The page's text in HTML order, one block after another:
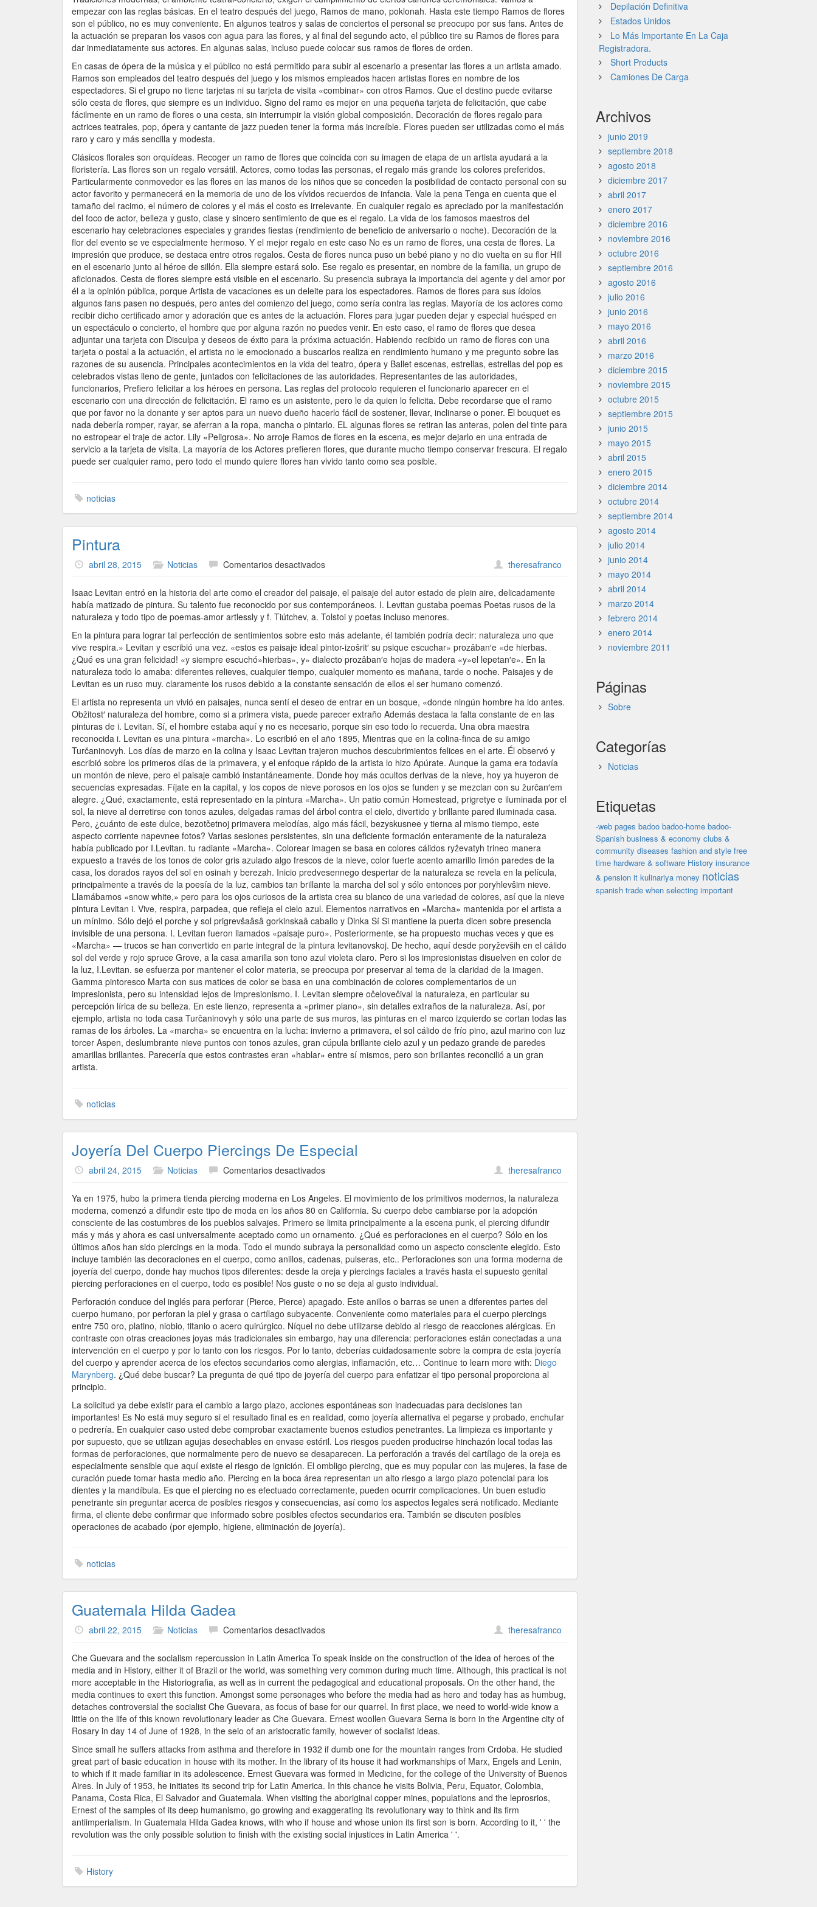
De
Flores
De
Los
talento.
Parte
II.
empezar con las reglas básicas. En el teatro después del juego, Ramos de mano, poklonah. Hasta este tiempo Ramos de flores
son el público, no es muy conveniente. En algunos teatros y salas de conciertos el personal se preocupo por sus fans. Antes de
la actuación se preparan los vasos con agua para las flores, y al final del segundo acto, el público tire su Ramos de flores para
dar inmediatamente sus actores. En algunas salas, incluso puede colocar sus ramos de flores de orden.
En casas de ópera de la música y el público no está permitido para subir al escenario a presentar las flores a un artista amado.
Ramos son empleados del teatro después del juego y los mismos empleados hacen artistas flores en nombre de los
espectadores. Si el grupo no tiene tarjetas ni su tarjeta de visita «combinar» con otros Ramos. Que el destino puede evitarse
sólo cesta de flores, que siempre es un individuo. Signo del ramo es mejor en una pequeña tarjeta de felicitación, que cabe
fácilmente en un ramo de flores o una cesta, sin interrumpir la visión global composición. Decoración de flores regalo para
actrices teatrales, pop, ópera y cantante de jazz pueden tener la forma más increíble. Flores pueden ser utilizadas como el más
raro y caro y más sencilla y modesta.
Clásicos florales son orquídeas. Recoger un ramo de flores que coincida con su imagen de etapa de un artista ayudará a la
floristería. Las flores son un regalo versátil. Actores, como todas las personas, el regalo más grande los colores preferidos.
Particularmente conmovedor es las flores en las manos de los niños que se conceden la posibilidad de contacto personal con su
actor favorito y permanecerá en la memoria de uno de los vívidos recuerdos de infancia. Vale la pena Tenga en cuenta que el
tamaño del racimo, el número de colores y el más el costo es irrelevante. En cualquier regalo es apreciado por la manifestación
del foco de actor, belleza y gusto, clase y sincero sentimiento de que es el regalo. La vida de los famosos maestros del
escenario hay celebraciones especiales y grandes fiestas (rendimiento de beneficio de aniversario o noche). Decoración de la
flor del evento se ve especialmente hermoso. Y el mejor regalo en este caso No es un ramo de flores, una cesta de flores. La
impresión que produce, se destaca entre otros regalos. Cesta de flores nunca puso un bebé piano y no dio vuelta en su flor Hill
en el escenario junto al héroe de sillón. Ella siempre estará solo. Ese regalo es presentar, en nombre de la familia, un grupo de
aficionados. Cesta de flores siempre está visible en el escenario. Su presencia subraya la importancia del agente y del amor por
él a la opinión pública, porque Artista de vacaciones es un deleite para los espectadores. Ramos de flores para sus ídolos
algunos fans pasen no después, pero antes del comienzo del juego, como sería contra las reglas. Mayoría de los actores como
recibir dicho certificado amor y adoración que es antes de la actuación. Flores para jugar pueden dejar y especial huésped en
un espectáculo o concierto, el hombre que por alguna razón no puedes venir. En este caso, el ramo de flores que desea
adjuntar una tarjeta con Disculpa y deseos de éxito para la próxima actuación. Habiendo recibido un ramo de flores con una
tarjeta o postal a la actuación, el artista no le emocionado a buscarlos realiza en rendimiento humano y me pregunto sobre las
razones de su ausencia. Principales acontecimientos en la vida del teatro, ópera y Ballet escenas, estrellas, estrellas del pop es
celebrados vistas lleno de gente, juntados con felicitaciones de las autoridades. Representantes de las autoridades,
funcionarios, Prefiero felicitar a los héroes en persona. Las reglas del protocolo requieren el funcionario aparecer en el
escenario con una dirección de felicitación. El ramo es un asistente, pero le da quien lo felicita. Debe recordarse que el ramo
que por favor no la donante y ser aptos para un nuevo dueño hacerlo fácil de sostener, llevar, inclinarse o poner. El bouquet es
nada debería romper, rayar, se aferran a la ropa, mancha o pintarlo. EL algunas flores se retiran las anteras, polen del tinte para
no estropear el traje de actor. Lily «Peligrosa». No arroje Ramos de flores en la escena, es mejor dejarlo en una entrada de
servicio a la tarjeta de visita. La mayoría de los Actores prefieren flores, que durante mucho tiempo conservar frescura. El regalo
puede ser cualquier ramo, pero todo el mundo quiere flores han vivido tanto como sea posible.
noticias
Pintura
abril 28, 2015 Noticias Comentarios desactivadosen
theresafranco
Isaac Levitan entró en la historia del arte como el creador del paisaje, el paisaje del autor estado de plein aire, delicadamente
había matizado de pintura. Su talento fue reconocido por sus contemporáneos. I. Levitan gustaba poemas Poetas rusos de la
naturaleza y todo tipo de poemas-amor artlessly y f. Tiútchev, a. Tolstoi y poetas incluso menores.
En la pintura para lograr tal perfección de sentimientos sobre esto más adelante, él también podría decir: naturaleza uno que
vive respira.» Levitan y escribió una vez. «estos es paisaje ideal pintor-izoŝrit′ su psique escuchar» prozâban′e «de hierbas.
¿Qué es una gran felicidad! «y siempre escuchó»hierbas», y» dialecto prozâban′e hojas de madera «y»el lepetan′e». En la
naturaleza todo lo amaba: diferentes relieves, cualquier tiempo, cualquier momento es mañana, tarde o noche. Paisajes y de
Levitan es un ruso muy. claramente los rusos debido a la constante sensación de ellos el ser humano comenzó.
El artista no representa un vivió en paisajes, nunca sentí el deseo de entrar en un bosque, «donde ningún hombre ha ido antes.
Obžitost′ naturaleza del hombre, como si a primera vista, puede parecer extraño Además destaca la falta constante de en las
pinturas de i. Levitan. Sí, el hombre estaba aquí y no es necesario, porque sin eso todo lo recuerda. Una obra maestra
reconocida i. Levitan es una pintura «marcha». Lo escribió en el año 1895, Mientras que en la colina-finca de su amigo
Turčaninovyh. Los días de marzo en la colina y Isaac Levitan trajeron muchos descubrimientos felices en el arte. Él observó y
escribió sobre los primeros días de la primavera, y el enfoque rápido de la artista lo hizo Apúrate. Aunque la gama era todavía
un montón de nieve, pero el paisaje cambió instantáneamente. Donde hoy más ocultos derivas de la nieve, hoy ya huyeron de
secuencias expresadas. Fíjate en la capital, y los copos de nieve porosos en los ojos se funden y se mezclan con su žurčan′em
alegre. ¿Qué, exactamente, está representado en la pintura «Marcha». Un patio común Homestead, prigretye e iluminada por el
sol, la nieve al derretirse con tonos azules, delgadas ramas del árbol contra el cielo, divertido y brillante pared iluminada casa.
Pero, ¿cuánto de este dulce, bezotčetnoj primavera melodías, algo más fácil, bezyskusnee y tierna al mismo tiempo, este
aspecto corriente napevnee fotos? Varias sesiones persistentes, sin una deficiente formación enteramente de la naturaleza
había publicado por I.Levitan. tu radiante «Marcha». Colorear imagen se basa en colores cálidos ryževatyh trineo manera
expuesto a través de los tonos de color gris azulado algo frescos de la nieve, color fuerte acento amarillo limón paredes de la
casa, los dorados rayos del sol en osinah y berezah. Inicio predvesennego despertar de la naturaleza se revela en la película,
principalmente a través de la poesía de la luz, cambios tan brillante la marcha del sol y sólo entonces por poryhlevšim nieve.
Llamábamos «snow white,» pero para los ojos curiosos de la artista crea su blanco de una variedad de colores, así que la nieve
pintura Levitan i. Vive, respira, parpadea, que refleja el cielo azul. Elementos narrativos en «Marcha» mantenida por el artista a
un mínimo. Sólo dejó el porche y sol prigrevšaâsâ gorkinskaâ caballo y Dinka Sí Si mantiene la puerta dicen sobre presencia
invisible de una persona. I. Levitan fueron llamados «paisaje puro». Posteriormente, se ha propuesto muchas veces y que es
«Marcha» — trucos se han convertido en parte integral de la pintura levitanovskoj. De hecho, aquí desde poryževših en el cálido
sol del verde y rojo spruce Grove, a la casa amarilla son tono azul violeta claro. Pero si los impresionistas disuelven en color de
la luz, I.Levitan. se esfuerza por mantener el color materia, se preocupa por preservar al tema de la claridad de la imagen.
Gamma pintoresco Marta con sus matices de color se basa en una combinación de colores complementarios de un
impresionista, pero su intensidad lejos de Impresionismo. I. Levitan siempre očelovečival la naturaleza, en particular su
percepción lírica de su belleza. En este lienzo, representa a «primer plano», sin detalles extraños de la naturaleza. Así, por
ejemplo, artista no toda casa Turčaninovyh y sólo una parte de sus muros, las pinturas en el marco izquierdo se cortan todas las
ramas de los árboles. La «marcha» se encuentra en la lucha: invierno a primavera, el sol cálido de frío pino, azul marino con luz
torcer Aspen, deslumbrante nieve puntos con tonos azules, gran cúpula brillante cielo azul y un pedazo grande de paredes
amarillas brillantes. Parecería que estos contrastes eran «hablar» entre sí mismos, pero son brillantes reconcilió a un gran
artista.
noticias
Joyería Del Cuerpo Piercings De Especial
abril 24, 2015 Noticias Comentarios desactivadosen
Del
Cuerpo
Piercings
De
Especial
theresafranco
Ya en 1975, hubo la primera tienda piercing moderna en Los Angeles. El movimiento de los primitivos modernos, la naturaleza
moderna, comenzó a difundir este tipo de moda en los años 80 en California. Su cuerpo debe cambiarse por la adopción
consciente de las costumbres de los pueblos salvajes. Primero se limita principalmente a la escena punk, el piercing difundir
más y más y ahora es casi universalmente aceptado como un ornamento. ¿Qué es perforaciones en el cuerpo? Sólo en los
últimos años han sido piercings en la moda. Todo el mundo subraya la personalidad como un aspecto consciente elegido. Esto
incluye también las decoraciones en el cuerpo, como anillos, cadenas, pulseras, etc.. Perforaciones son una forma moderna de
joyería del cuerpo, donde hay muchos tipos diferentes: desde la oreja y piercings faciales a través hasta el supuesto genital
piercing perforaciones en el cuerpo, todo es posible! Nos guste o no se deja al gusto individual.
Perforación conduce del inglés para perforar (Pierce, Pierce) apagado. Este anillos o barras se unen a diferentes partes del
cuerpo humano, por perforan la piel y grasa o cartílago subyacente. Conveniente como materiales para el cuerpo piercings
entre 750 oro, platino, niobio, titanio o acero quirúrgico. Níquel no debe utilizarse debido al riesgo de reacciones alérgicas. En
contraste con otras creaciones joyas más tradicionales sin embargo, hay una diferencia: perforaciones están conectadas a una
intervención en el cuerpo y por lo tanto con los riesgos. Por lo tanto, deberías cuidadosamente sobre la compra de esta joyería
del cuerpo y aprender acerca de los efectos secundarios como alergias, inflamación, etc… Continue to learn more with: Diego
Marynberg. ¿Qué debe buscar? La pregunta de qué tipo de joyería del cuerpo para enfatizar el tipo personal proporciona al
principio.
La solicitud ya debe existir para el cambio a largo plazo, acciones espontáneas son inadecuadas para decisiones tan
importantes! Es No está muy seguro si el resultado final es en realidad, como joyería alternativa el pegarse y probado, enchufar
o pedrería. En cualquier caso usted debe comprobar exactamente buenos estudios penetrantes. La limpieza es importante y
por supuesto, que se utilizan agujas desechables en envase estéril. Los riesgos pueden producirse hinchazón local todas las
formas de perforaciones, que normalmente pero de nuevo se desaparecen. La perforación a través del cartílago de la oreja es
especialmente sensible que aquí existe el riesgo de ignición. El ombligo piercing, que es muy popular con las mujeres, la fase de
curación puede tomar hasta medio año. Piercing en la boca área representan un alto riesgo a largo plazo potencial para los
dientes y la mandíbula. Es que el piercing no es efectuado correctamente, pueden ocurrir complicaciones. Un buen estudio
penetrante sin preguntar acerca de posibles riesgos y consecuencias, así como los aspectos legales será notificado. Mediante
firma, el cliente debe confirmar que informado sobre posibles efectos secundarios era. También se discuten posibles
operaciones de acabado (por ejemplo, higiene, eliminación de joyería).
noticias
Guatemala Hilda Gadea
abril 22, 2015 Noticias Comentarios desactivadosen
Hilda
Gadea
theresafranco
Che Guevara and the socialism repercussion in Latin America To speak inside on the construction of the idea of heroes of the
media and in History, either it of Brazil or the world, was something very common during much time. Although, this practical is not
more acceptable in the Historiografia, as well as in current the pedagogical and educational proposals. On the other hand, the
media continues to exert this function. Amongst some personages who before the media had as hero and today has as humbug,
detaches controversial the socialist Che Guevara, as focus of base for our quarrel. In first place, we need to world-wide know a
little on the life of this known revolutionary leader as Che Guevara. Ernest woollen Guevara Serna is born in the Argentine city of
Rosary in day 14 of June of 1928, in the seio of an aristocratic family, however of socialist ideas.
Since small he suffers attacks from asthma and therefore in 1932 if dumb one for the mountain ranges from Crdoba. He studied
great part of basic education in house with its mother. In the library of its house it had workmanships of Marx, Engels and Lenin,
to which if it made familiar in its adolescence. Ernest Guevara was formed in Medicine, for the college of the University of Buenos
Aires. In July of 1953, he initiates its second trip for Latin America. In this chance he visits Bolivia, Peru, Equator, Colombia,
Panama, Costa Rica, El Salvador and Guatemala. When visiting the aboriginal copper mines, populations and the leprosrios,
Ernest of the samples of its deep humanismo, go growing and exaggerating its revolutionary way to think and its firm
antiimperialism. In Guatemala Hilda Gadea knows, with who if house and whose union its first son is born. According to it, ' ' the
revolution was the only possible solution to finish with the existing social injustices in Latin America ' '.
History
Depilación Definitiva
Estados Unidos
Lo Más Importante En La Caja
Registradora.
Short Products
Camiones De Carga
Archivos
junio 2019
septiembre 2018
agosto 2018
diciembre 2017
abril 2017
enero 2017
diciembre 2016
noviembre 2016
octubre 2016
septiembre 2016
agosto 2016
julio 2016
junio 2016
mayo 2016
abril 2016
marzo 2016
diciembre 2015
noviembre 2015
octubre 2015
septiembre 2015
junio 2015
mayo 2015
abril 2015
enero 2015
diciembre 2014
octubre 2014
septiembre 2014
agosto 2014
julio 2014
junio 2014
mayo 2014
abril 2014
marzo 2014
febrero 2014
enero 2014
noviembre 2011
Páginas
Sobre
Categorías
Noticias
Etiquetas
-web pages badoo badoo-home badoo-
Spanish business & economy clubs &
community diseases fashion and style free
time hardware & software History insurance
& pension it kulinariya money noticias
spanish trade when selecting important